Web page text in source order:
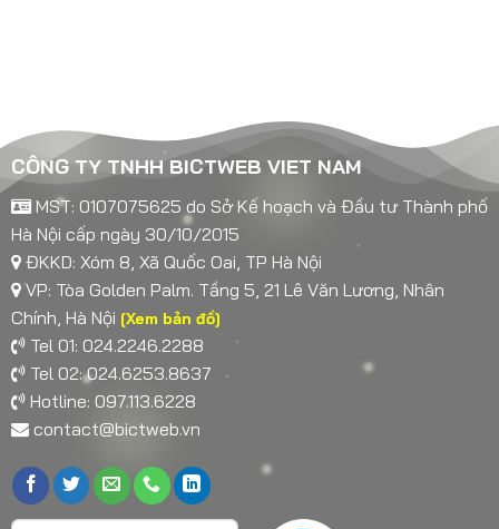
CÔNG TY TNHH BICTWEB VIET NAM
MST: 0107075625 do Sở Kế hoạch và Đầu tư Thành phố
Hà Nội cấp ngày 30/10/2015
ĐKKD: Xóm 8, Xã Quốc Oai, TP Hà Nội
VP: Tòa Golden Palm. Tầng 5, 21 Lê Văn Lương, Nhân
Chính, Hà Nội [Xem bản đồ]
Tel 01: 024.2246.2288
Tel 02: 024.6253.8637
Hotline: 097.113.6228
contact@bictweb.vn